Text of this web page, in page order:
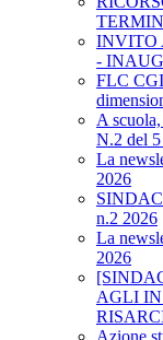
INVITO
-
FLC
A
N.2 del
La
2026
n.2 2026
La
2026
AGLI